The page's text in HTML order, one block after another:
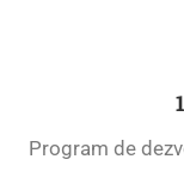
Program de